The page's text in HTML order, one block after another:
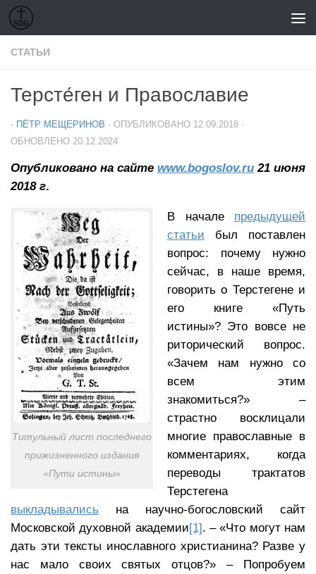
Перейти к содержимому
СТАТЬИ
Терсте́ген и Православие
- ПЁТР МЕЩЕРИНОВ · ОПУБЛИКОВАНО 12.09.2018 ·
ОБНОВЛЕНО 20.12.2024
Опубликовано на сайте www.bogoslov.ru 21 июня
2018 г.
Титульный лист последнего
прижизненного издания
«Пути истины»
В начале предыдущей
статьи был поставлен
вопрос: почему нужно
сейчас, в наше время,
говорить о Терстегене и
его книге «Путь
истины»? Это вовсе не
риторический вопрос.
«Зачем нам нужно со
всем этим
знакомиться?» –
страстно восклицали
многие православные в
комментариях, когда
переводы трактатов
Терстегена
выкладывались на научно-богословский сайт
Московской духовной академии[1]. – «Что могут нам
дать эти тексты инославного христианина? Разве у
нас мало своих святых отцов?» – Попробуем